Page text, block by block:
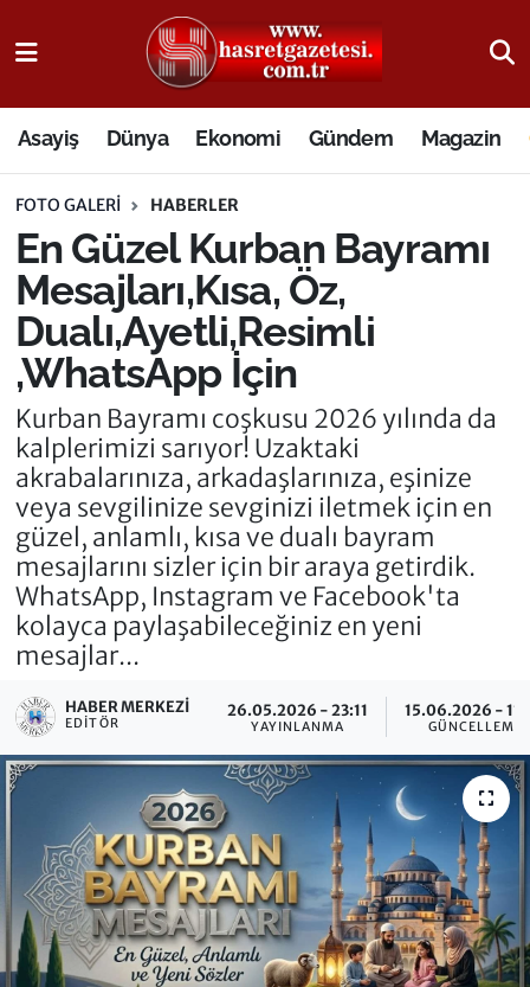
Asayiş Dünya Ekonomi Gündem Magazin
FOTO GALERI HABERLER
En Güzel Kurban Bayramı
Mesajları,Kısa, Öz,
Dualı,Ayetli,Resimli
,WhatsApp İçin
Kurban Bayramı coşkusu 2026 yılında da
kalplerimizi sarıyor! Uzaktaki
akrabalarınıza, arkadaşlarınıza, eşinize
veya sevgilinize sevginizi iletmek için en
güzel, anlamlı, kısa ve dualı bayram
mesajlarını sizler için bir araya getirdik.
WhatsApp, Instagram ve Facebook'ta
kolayca paylaşabileceğiniz en yeni
mesajlar...
HABER MERKEZI
EDITÖR
26.05.2026 - 23:11
YAYINLANMA
15.06.2026 -
GÜNCELLEME
Osmaniye Nöbetçi Eczaneler
Osmaniye Hava Durumu
Osmaniye Trafik Yoğunluk Haritası
Süper Lig Puan Durumu ve Fikstür
Tüm Manşetler
Son Dakika Haberleri
Haber Arşivi